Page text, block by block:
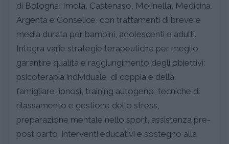
di Bologna, Imola, Castenaso, Molinella, Medicina,
Argenta e Conselice, con trattamenti di breve e
media durata per bambini, adolescenti e adulti.
Integra varie strategie terapeutiche per meglio
garantire qualità e raggiungimento degli obiettivi:
psicoterapia individuale, di coppia e della
famigliare, ipnosi, training autogeno, tecniche di
rilassamento e gestione dello stress,
preparazione mentale nello sport, assistenza pre-
post parto, interventi educativi e sostegno alla